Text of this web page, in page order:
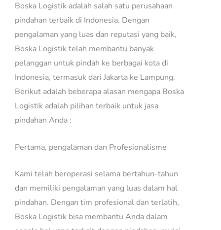
Boska Logistik adalah salah satu perusahaan
pindahan terbaik di Indonesia. Dengan
pengalaman yang luas dan reputasi yang baik,
Boska Logistik telah membantu banyak
pelanggan untuk pindah ke berbagai kota di
Indonesia, termasuk dari Jakarta ke Lampung.
Berikut adalah beberapa alasan mengapa Boska
Logistik adalah pilihan terbaik untuk jasa
pindahan Anda :
Pertama, pengalaman dan Profesionalisme
Kami telah beroperasi selama bertahun-tahun
dan memiliki pengalaman yang luas dalam hal
pindahan. Dengan tim profesional dan terlatih,
Boska Logistik bisa membantu Anda dalam